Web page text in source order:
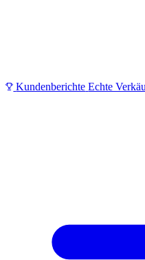
Kundenberichte Echte